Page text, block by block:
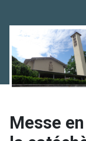
Messe